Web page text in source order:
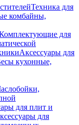
Техника для
комбайны,
для
Аксессуары для
кухонные,
для плит и
для